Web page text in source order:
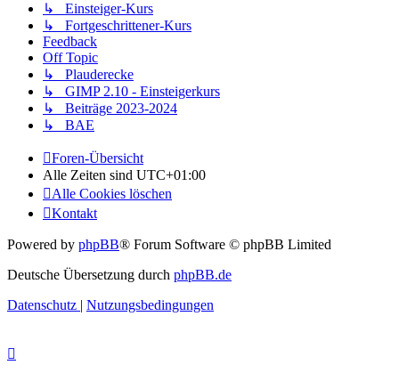
↳ Einsteiger-Kurs
↳ Fortgeschrittener-Kurs
Feedback
Off Topic
↳ Plauderecke
↳ GIMP 2.10 - Einsteigerkurs
↳ Beiträge 2023-2024
↳ BAE
Foren-Übersicht
Alle Zeiten sind UTC+01:00
Alle Cookies löschen
Kontakt
Powered by phpBB® Forum Software © phpBB Limited
Deutsche Übersetzung durch phpBB.de
Datenschutz
Nutzungsbedingungen